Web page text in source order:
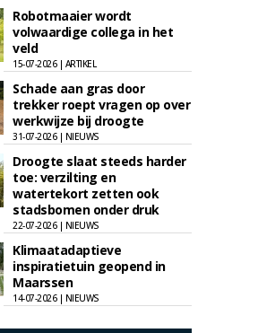
Robotmaaier wordt
volwaardige collega in het
veld
15-07-2026 | ARTIKEL
Schade aan gras door
trekker roept vragen op over
werkwijze bij droogte
31-07-2026 | NIEUWS
Droogte slaat steeds harder
toe: verzilting en
watertekort zetten ook
stadsbomen onder druk
22-07-2026 | NIEUWS
Klimaatadaptieve
inspiratietuin geopend in
Maarssen
14-07-2026 | NIEUWS